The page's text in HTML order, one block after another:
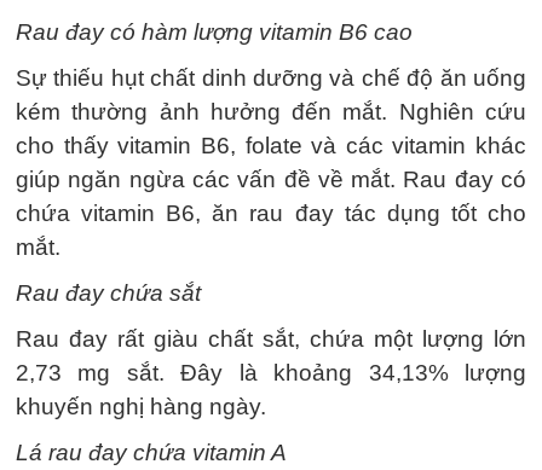
Rau đay có hàm lượng vitamin B6 cao
Sự thiếu hụt chất dinh dưỡng và chế độ ăn uống
kém thường ảnh hưởng đến mắt. Nghiên cứu
cho thấy vitamin B6, folate và các vitamin khác
giúp ngăn ngừa các vấn đề về mắt. Rau đay có
chứa vitamin B6, ăn rau đay tác dụng tốt cho
mắt.
Rau đay chứa sắt
Rau đay rất giàu chất sắt, chứa một lượng lớn
2,73 mg sắt. Đây là khoảng 34,13% lượng
khuyến nghị hàng ngày.
Lá rau đay chứa vitamin A